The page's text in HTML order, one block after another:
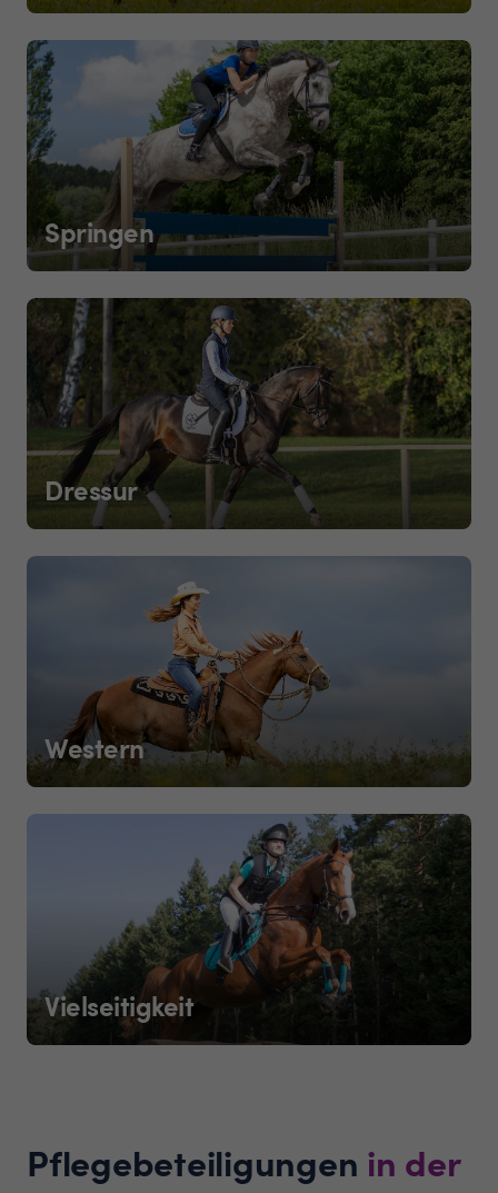
Springen
Dressur
Western
Vielseitigkeit
Pflegebeteiligungen in der